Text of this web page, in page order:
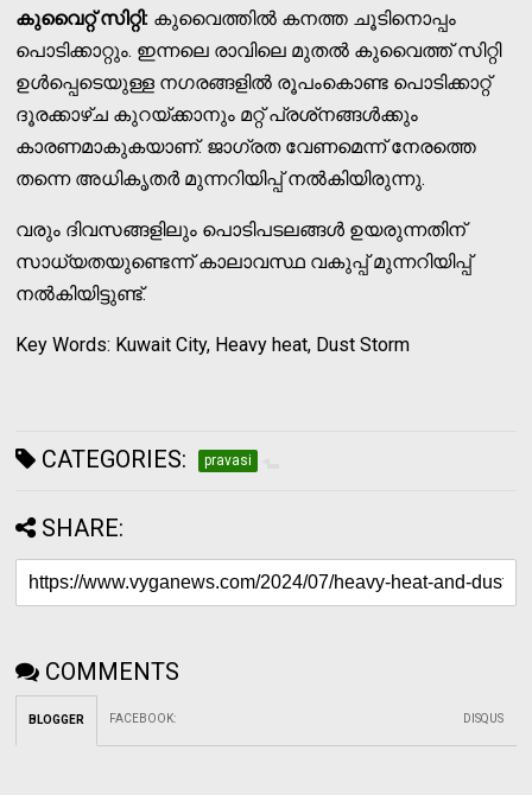
കുവൈറ്റ് സിറ്റി: കുവൈത്തില്‍ കനത്ത ചൂടിനൊപ്പം
പൊടിക്കാറ്റും. ഇന്നലെ രാവിലെ മുതല്‍ കുവൈത്ത് സിറ്റി
ഉള്‍പ്പെടെയുള്ള നഗരങ്ങളില്‍ രൂപംകൊണ്ട പൊടിക്കാറ്റ്
ദൂരക്കാഴ്ച കുറയ്ക്കാനും മറ്റ് പ്രശ്‌നങ്ങള്‍ക്കും
കാരണമാകുകയാണ്. ജാഗ്രത വേണമെന്ന് നേരത്തെ
തന്നെ അധികൃതര്‍ മുന്നറിയിപ്പ് നല്‍കിയിരുന്നു.
വരും ദിവസങ്ങളിലും പൊടിപടലങ്ങള്‍ ഉയരുന്നതിന്
സാധ്യതയുണ്ടെന്ന് കാലാവസ്ഥ വകുപ്പ് മുന്നറിയിപ്പ്
നല്‍കിയിട്ടുണ്ട്.
Key Words: Kuwait City, Heavy heat, Dust Storm
CATEGORIES: pravasi
SHARE:
COMMENTS
BLOGGER FACEBOOK: DISQUS